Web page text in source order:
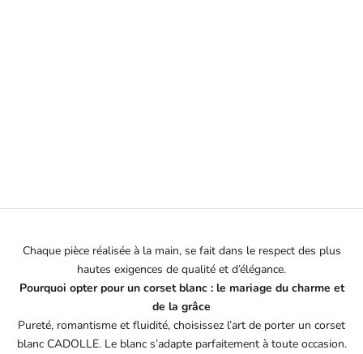
Chaque pièce réalisée à la main, se fait dans le respect des plus
hautes exigences de qualité et d’élégance.
Pourquoi opter pour un corset blanc : le mariage du charme et
de la grâce
Pureté, romantisme et fluidité, choisissez l’art de porter un corset
blanc CADOLLE. Le blanc s’adapte parfaitement à toute occasion.